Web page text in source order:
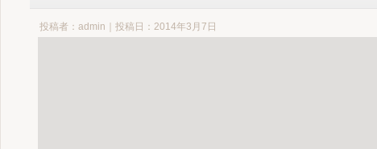
投稿者：admin｜投稿日：2014年3月7日